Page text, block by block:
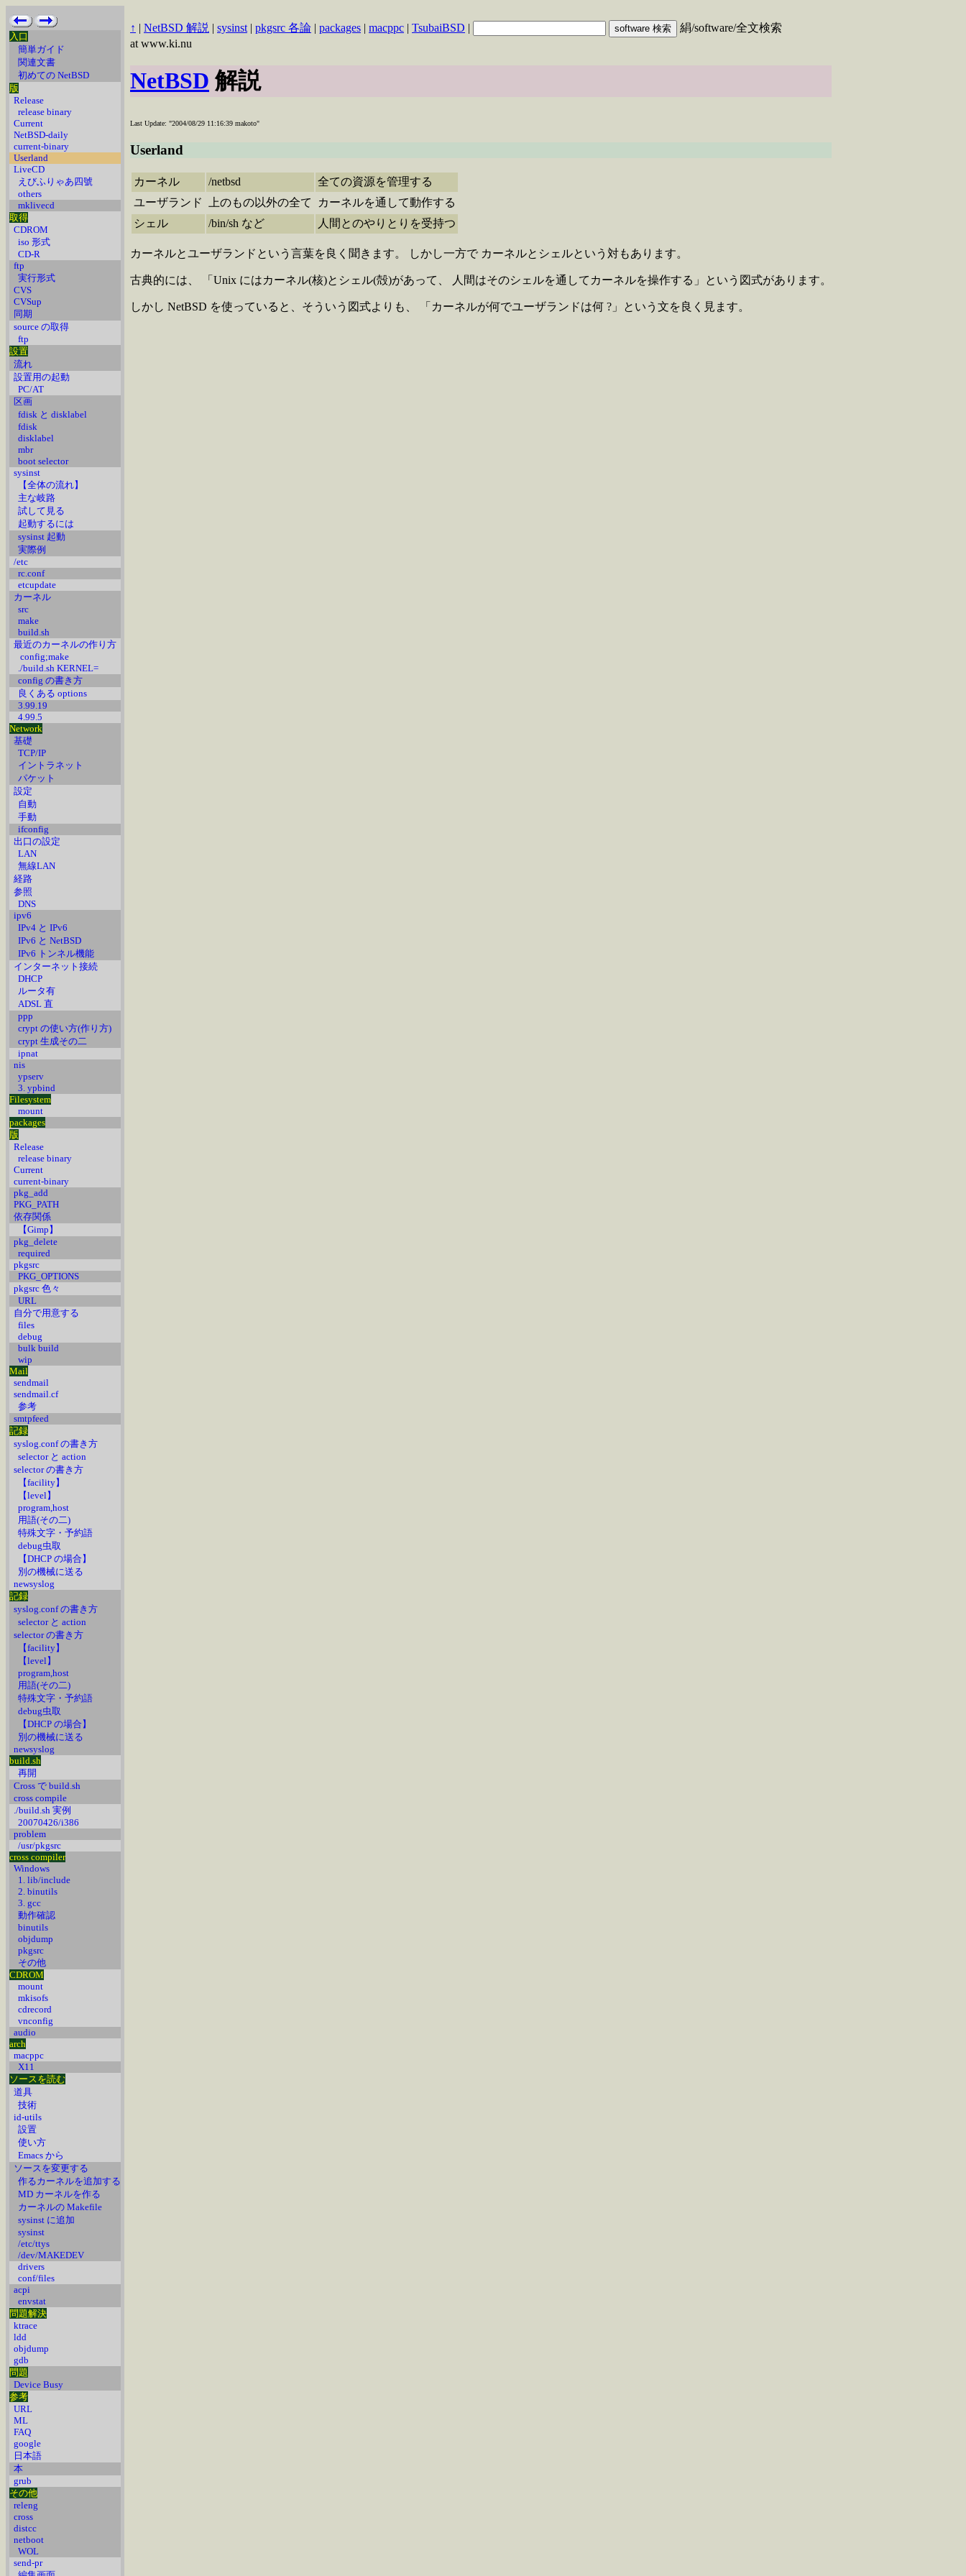
入口
簡単ガイド
関連文書
初めての NetBSD
版
Release
release binary
Current
NetBSD-daily
current-binary
Userland
LiveCD
えびふりゃあ四號
others
mklivecd
取得
CDROM
iso 形式
CD-R
ftp
実行形式
CVS
CVSup
同期
source の取得
ftp
設置
流れ
設置用の起動
PC/AT
区画
fdisk と disklabel
fdisk
disklabel
mbr
boot selector
sysinst
【全体の流れ】
主な岐路
試して見る
起動するには
sysinst 起動
実際例
/etc
rc.conf
etcupdate
カーネル
src
make
build.sh
最近のカーネルの作り方
config;make
./build.sh KERNEL=
config の書き方
良くある options
3.99.19
4.99.5
Network
基礎
TCP/IP
イントラネット
パケット
設定
自動
手動
ifconfig
出口の設定
LAN
無線LAN
経路
参照
DNS
ipv6
IPv4 と IPv6
IPv6 と NetBSD
IPv6 トンネル機能
インターネット接続
DHCP
ルータ有
ADSL 直
ppp
crypt の使い方(作り方)
crypt 生成その二
ipnat
nis
ypserv
3. ypbind
Filesystem
mount
packages
版
Release
release binary
Current
current-binary
pkg_add
PKG_PATH
依存関係
【Gimp】
pkg_delete
required
pkgsrc
PKG_OPTIONS
pkgsrc 色々
URL
自分で用意する
files
debug
bulk build
wip
Mail
sendmail
sendmail.cf
参考
smtpfeed
記録
syslog.conf の書き方
selector と action
selector の書き方
【facility】
【level】
program,host
用語(その二)
特殊文字・予約語
debug虫取
【DHCP の場合】
別の機械に送る
newsyslog
記録
syslog.conf の書き方
selector と action
selector の書き方
【facility】
【level】
program,host
用語(その二)
特殊文字・予約語
debug虫取
【DHCP の場合】
別の機械に送る
newsyslog
build.sh
再開
Cross で build.sh
cross compile
./build.sh 実例
20070426/i386
problem
/usr/pkgsrc
cross compiler
Windows
1. lib/include
2. binutils
3. gcc
動作確認
binutils
objdump
pkgsrc
その他
CDROM
mount
mkisofs
cdrecord
vnconfig
audio
arch
macppc
X11
ソースを読む
道具
技術
id-utils
設置
使い方
Emacs から
ソースを変更する
作るカーネルを追加する
MD カーネルを作る
カーネルの Makefile
sysinst に追加
sysinst
/etc/ttys
/dev/MAKEDEV
drivers
conf/files
acpi
envstat
問題解決
ktrace
ldd
objdump
gdb
問題
Device Busy
参考
URL
ML
FAQ
google
日本語
本
grub
その他
releng
cross
distcc
netboot
WOL
send-pr
↑ | NetBSD 解説 | sysinst | pkgsrc 各論 | packages | macppc | TsubaiBSD |
絹/software/全文検索
at www.ki.nu
NetBSD 解説
Last Update: "2004/08/29 11:16:39 makoto"
Userland
カーネル /netbsd
全ての資源を管理する
ユーザランド 上のもの以外の全て
カーネルを通して動作する
シェル
/bin/sh など 人間とのやりとりを受持つ
カーネルとユーザランドという言葉を良く聞きます。 しかし一方で カーネルとシェルという対もあります。
古典的には、 「Unix にはカーネル(核)とシェル(殻)があって、 人間はそのシェルを通してカーネルを操作する」という図式があります。
しかし NetBSD を使っていると、そういう図式よりも、 「カーネルが何でユーザランドは何 ?」という文を良く見ます。